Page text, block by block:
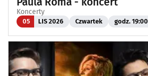
Koncerty
05 LIS 2026 Czwartek godz. 19:00